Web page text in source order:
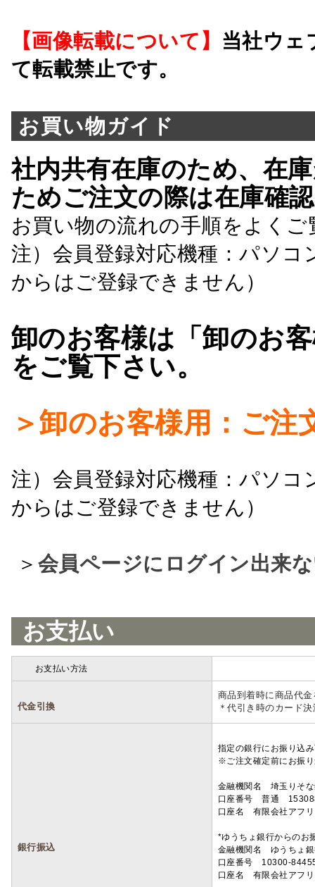
【画像転載について】 当社ウェ
て転載禁止です。
お買い物ガイド
社内共有在庫のため、在
ためご注文の際は在庫確
お買い物の流れの手順をよくご
注）会員登録対応機種：パソ
からはご登録できません）
卸のお客様は「卸のお
をご覧下さい。
＞卸のお客様用：ご注
注）会員登録対応機種：パソ
からはご登録できません）
＞ 会員ページにログイン出来
お支払い
お支払い方法
代金引換
商品到着時に商品代
＊代引き時のカード
銀行振込
指定の銀行にお振り込
※ご注文確定前にお振
金融機関名 埼玉りそ
口座番号 普通
口座名 有限会社アフ
*ゆうちょ銀行からのお
金融機関名 ゆうちょ
口座番号 10300-
口座名 有限会社アフ